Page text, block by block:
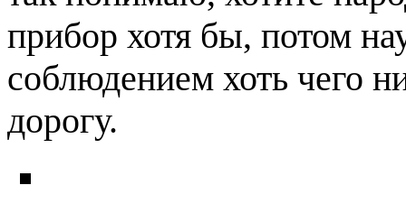
прибор хотя бы, потом
соблюдением хоть чего
дорогу.